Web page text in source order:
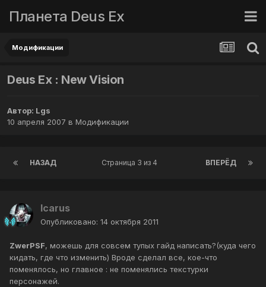
Планета Deus Ex
Модификации
Deus Ex : New Vision
Автор: Lgs
10 апреля 2007 в Модификации
НАЗАД ВПЕРЁД
Страница 3 из 4
Icarus
Опубликовано: 14 октября 2011
ZwerPSF, можешь для совсем тупых гайд написать?(куда чего
кидать, где что изменить) Вроде сделал все, кое-что
поменялось, но главное : не поменялись текстурки
персонажей.